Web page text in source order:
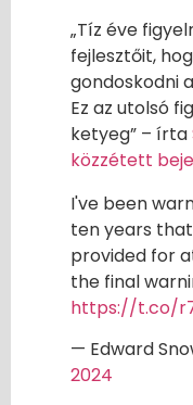
„Tíz éve
fejlesztőit,
gondoskodni
Ez az utolsó
ketyeg” – írta
közzétett
I've been
ten years
provided for
the final
https://t.co/
— Edward
2024